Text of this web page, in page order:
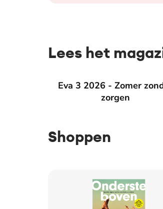
Lees het
Eva 3 2026 - Zomer
zorgen
Eva 3 2026 - Zomer zonder
Shoppen